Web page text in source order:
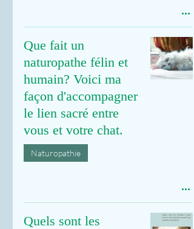
Que fait un
naturopathe félin et
humain? Voici ma
façon d'accompagner
le lien sacré entre
vous et votre chat.
Naturopathie
Quels sont les